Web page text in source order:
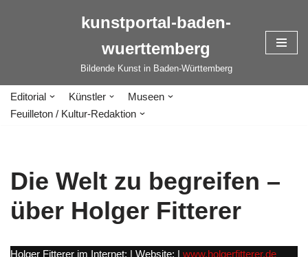
kunstportal-baden-
wuerttemberg
Bildende Kunst in Baden-Württemberg
Editorial Künstler
Museen
Feuilleton / Kultur-Redaktion
Die Welt zu begreifen –
über Holger Fitterer
Holger Fitterer im Internet: | Website: | www.holgerfitterer.de